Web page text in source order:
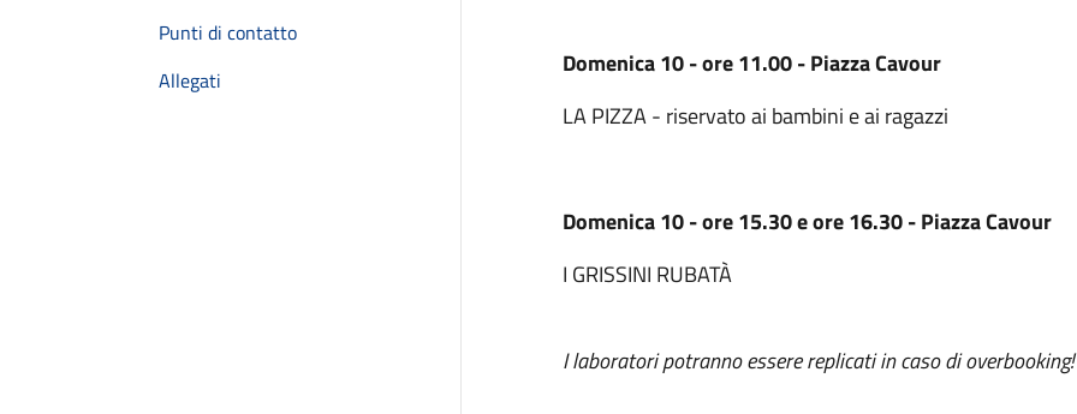
Punti di contatto
Allegati
Domenica 10 - ore 11.00 - Piazza Cavour
LA PIZZA - riservato ai bambini e ai ragazzi
Domenica 10 - ore 15.30 e ore 16.30 - Piazza Cavour
I GRISSINI RUBATÀ
I laboratori potranno essere replicati in caso di overbooking!